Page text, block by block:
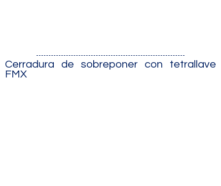
Cerradura de sobreponer con tetrallave
FMX